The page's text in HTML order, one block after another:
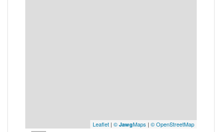
Leaflet | © JawgMaps | © OpenStreetMap